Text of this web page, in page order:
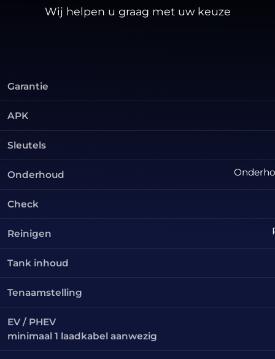
Wij helpen u graag met uw keuze
Garantie
APK
Sleutels
Onderhoud
Check
Reinigen
Tank inhoud
Tenaamstelling
EV / PHEV
minimaal 1 laadkabel aanwezig